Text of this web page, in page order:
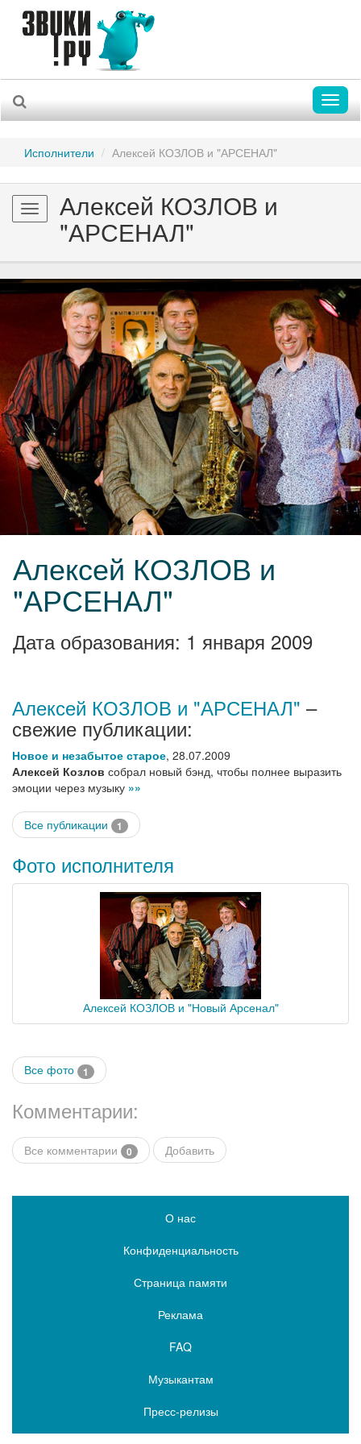
Исполнители Алексей КОЗЛОВ и "АРСЕНАЛ"
Toggle
navigation
Алексей КОЗЛОВ и
"АРСЕНАЛ"
Алексей КОЗЛОВ и
"АРСЕНАЛ"
Дата образования: 1 января 2009
Алексей КОЗЛОВ и "АРСЕНАЛ" –
свежие публикации:
Новое и незабытое старое, 28.07.2009
Алексей Козлов собрал новый бэнд, чтобы полнее выразить
эмоции через музыку »»
Все публикации 1
Фото исполнителя
Алексей КОЗЛОВ и "Новый Арсенал"
Все фото 1
Комментарии:
Все комментарии 0 Добавить
О нас
Конфиденциальность
Страница памяти
Реклама
FAQ
Музыкантам
Пресс-релизы